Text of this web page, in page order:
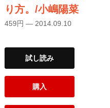
り方。/小嶋陽菜
459円 — 2014.09.10
試し読み
購入